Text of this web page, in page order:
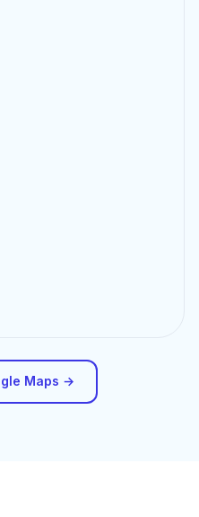
Maps →